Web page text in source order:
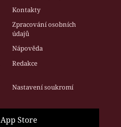
Kontakty
Zpracování osobních
údajů
Nápověda
Redakce
Nastavení soukromí
App Store